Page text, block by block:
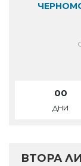
00
ДНИ
ВТОРА